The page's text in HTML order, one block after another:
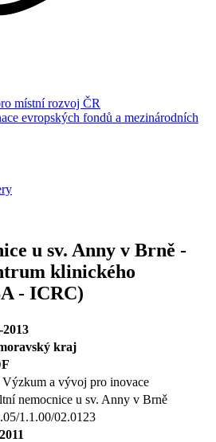
místní rozvoj ČR
evropských fondů a mezinárodních
u sv. Anny v Brně -
klinického
- ICRC)
2013
kraj
Výzkum a vývoj pro inovace
nemocnice u sv. Anny v Brně
1.1.00/02.0123